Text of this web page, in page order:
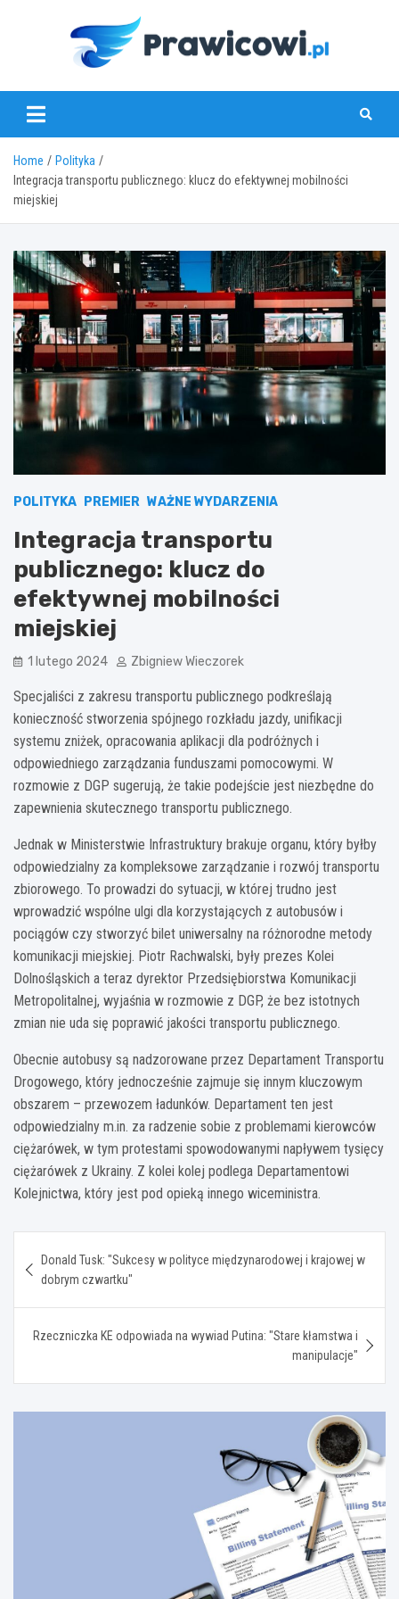
www.prawicowi.pl
Home
Polityka
Integracja transportu publicznego: klucz do efektywnej mobilności
miejskiej
POLITYKA PREMIER WAŻNE WYDARZENIA
Integracja transportu
publicznego: klucz do
efektywnej mobilności
miejskiej
1 lutego 2024 Zbigniew Wieczorek
Specjaliści z zakresu transportu publicznego podkreślają
konieczność stworzenia spójnego rozkładu jazdy, unifikacji
systemu zniżek, opracowania aplikacji dla podróżnych i
odpowiedniego zarządzania funduszami pomocowymi. W
rozmowie z DGP sugerują, że takie podejście jest niezbędne do
zapewnienia skutecznego transportu publicznego.
Jednak w Ministerstwie Infrastruktury brakuje organu, który byłby
odpowiedzialny za kompleksowe zarządzanie i rozwój transportu
zbiorowego. To prowadzi do sytuacji, w której trudno jest
wprowadzić wspólne ulgi dla korzystających z autobusów i
pociągów czy stworzyć bilet uniwersalny na różnorodne metody
komunikacji miejskiej. Piotr Rachwalski, były prezes Kolei
Dolnośląskich a teraz dyrektor Przedsiębiorstwa Komunikacji
Metropolitalnej, wyjaśnia w rozmowie z DGP, że bez istotnych
zmian nie uda się poprawić jakości transportu publicznego.
Obecnie autobusy są nadzorowane przez Departament Transportu
Drogowego, który jednocześnie zajmuje się innym kluczowym
obszarem – przewozem ładunków. Departament ten jest
odpowiedzialny m.in. za radzenie sobie z problemami kierowców
ciężarówek, w tym protestami spowodowanymi napływem tysięcy
ciężarówek z Ukrainy. Z kolei kolej podlega Departamentowi
Kolejnictwa, który jest pod opieką innego wiceministra.
wpisu
Donald Tusk: "Sukcesy w polityce międzynarodowej i krajowej w
dobrym czwartku"
Rzeczniczka KE odpowiada na wywiad Putina: "Stare kłamstwa i
manipulacje"